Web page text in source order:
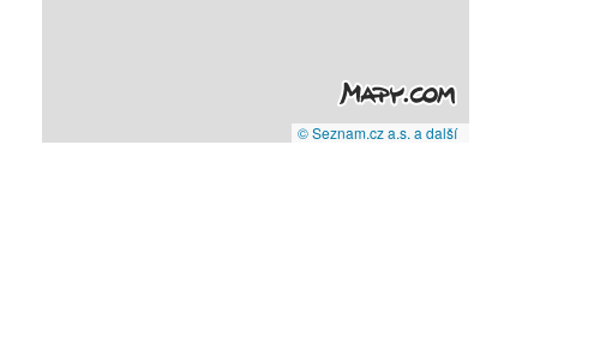
© Seznam.cz a.s. a další